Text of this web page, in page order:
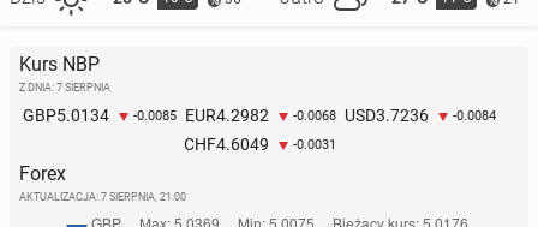
Kurs NBP
Z DNIA: 7 SIERPNIA
GBP5.0134 -0.0085 EUR4.2982 -0.0068 USD3.7236 -0.0084
CHF4.6049 -0.0031
Forex
AKTUALIZACJA: 7 SIERPNIA, 21:00